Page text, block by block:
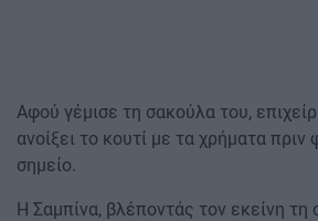
Αφού γέμισε τη σακούλα του,
ανοίξει το κουτί με τα χρήματα πριν
σημείο.
Η Σαμπίνα, βλέποντάς τον εκείνη τη